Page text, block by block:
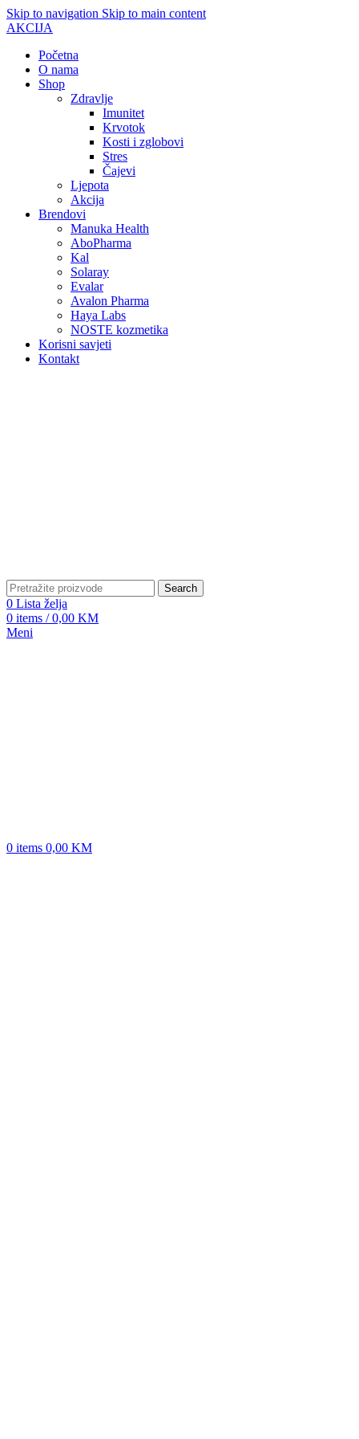
Skip to navigation Skip to main content
AKCIJA
Početna
O nama
Shop
Zdravlje
Imunitet
Krvotok
Kosti i zglobovi
Stres
Čajevi
Ljepota
Akcija
Brendovi
Manuka Health
AboPharma
Kal
Solaray
Evalar
Avalon Pharma
Haya Labs
NOSTE kozmetika
Korisni savjeti
Kontakt
Search
0 Lista želja
0 items / 0,00 KM
Meni
0 items 0,00 KM